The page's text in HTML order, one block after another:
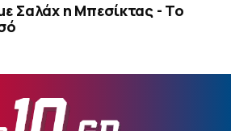
Σαλάχ η Μπεσίκτας - Το